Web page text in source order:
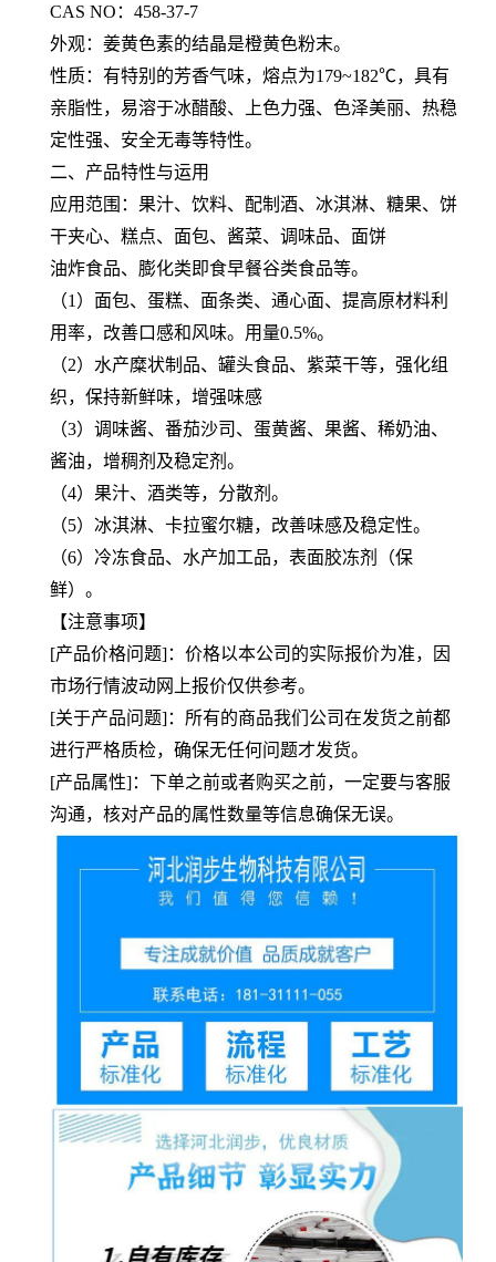
CAS NO：458-37-7
外观：姜黄色素的结晶是橙黄色粉末。
性质：有特别的芳香气味，熔点为179~182℃，具有
亲脂性，易溶于冰醋酸、上色力强、色泽美丽、热稳
定性强、安全无毒等特性。
二、产品特性与运用
应用范围：果汁、饮料、配制酒、冰淇淋、糖果、饼
干夹心、糕点、面包、酱菜、调味品、面饼
油炸食品、膨化类即食早餐谷类食品等。
（1）面包、蛋糕、面条类、通心面、提高原材料利
用率，改善口感和风味。用量0.5%。
（2）水产糜状制品、罐头食品、紫菜干等，强化组
织，保持新鲜味，增强味感
（3）调味酱、番茄沙司、蛋黄酱、果酱、稀奶油、
酱油，增稠剂及稳定剂。
（4）果汁、酒类等，分散剂。
（5）冰淇淋、卡拉蜜尔糖，改善味感及稳定性。
（6）冷冻食品、水产加工品，表面胶冻剂（保
鲜）。
【注意事项】
[产品价格问题]：价格以本公司的实际报价为准，因
市场行情波动网上报价仅供参考。
[关于产品问题]：所有的商品我们公司在发货之前都
进行严格质检，确保无任何问题才发货。
[产品属性]：下单之前或者购买之前，一定要与客服
沟通，核对产品的属性数量等信息确保无误。